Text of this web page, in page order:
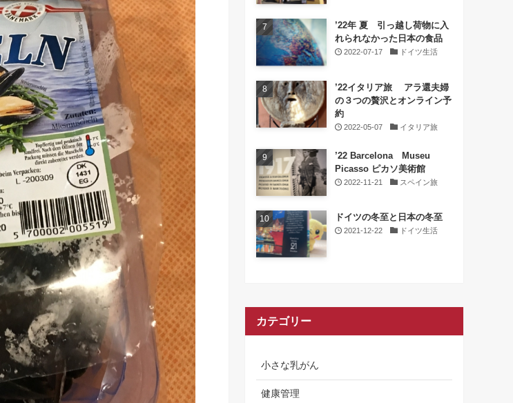
’22年 夏 引っ越し荷物に入
れられなかった日本の食品
2022-07-17 ドイツ生活
’22イタリア旅 アラ還夫婦
の３つの贅沢とオンライン予
約
2022-05-07 イタリア旅
’22 Barcelona Museu
Picasso ピカソ美術館
2022-11-21 スペイン旅
ドイツの冬至と日本の冬至
2021-12-22 ドイツ生活
カテゴリー
小さな乳がん
健康管理